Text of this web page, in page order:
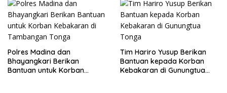
Polres Madina dan
Bhayangkari Berikan
Bantuan untuk Korban
Tim Hariro Yusup Berikan
Bantuan kepada Korban
Kebakaran di Gunungtua